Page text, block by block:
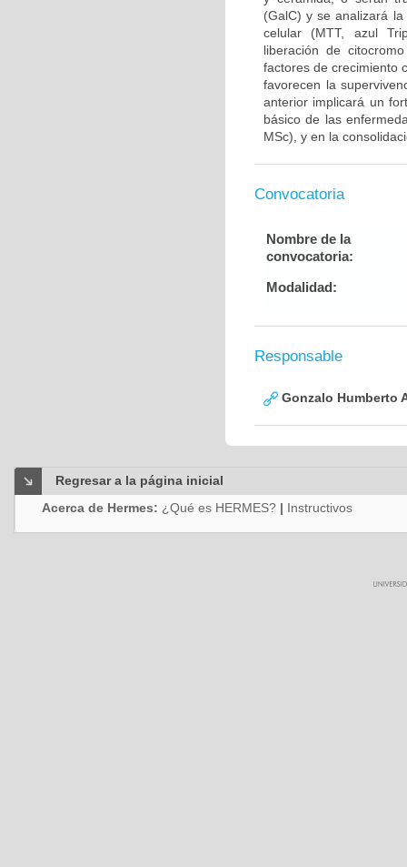
(GalC) y se analizará
celular (MTT, azul
liberación de
factores de crecimiento
favorecen la
anterior implicará un
básico de las
MSc), y en la
Convocatoria
Nombre de la
convocatoria:
Modalidad:
Responsable
Gonzalo Humberto
Regresar a la página inicial
Acerca de Hermes: ¿Qué es HERMES? | Instructivos